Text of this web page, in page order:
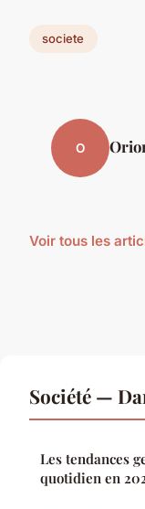
societe
O
Voir tous les
Société —
Les tendances
quotidien en